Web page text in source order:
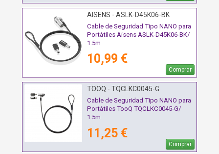
AISENS - ASLK-D45K06-BK
Cable de Seguridad Tipo NANO para
Portátiles Aisens ASLK-D45K06-BK/
1.5m
10,99 €
Comprar
TOOQ - TQCLKC0045-G
Cable de Seguridad Tipo NANO para
Portátiles TooQ TQCLKC0045-G/
1.5m
11,25 €
Comprar